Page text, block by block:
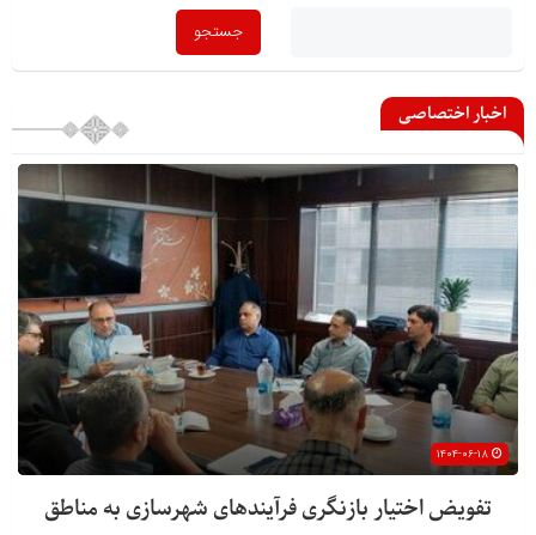
اخبار اختصاصی
تفویض اختیار بازنگری فرآیندهای شهرسازی به مناطق